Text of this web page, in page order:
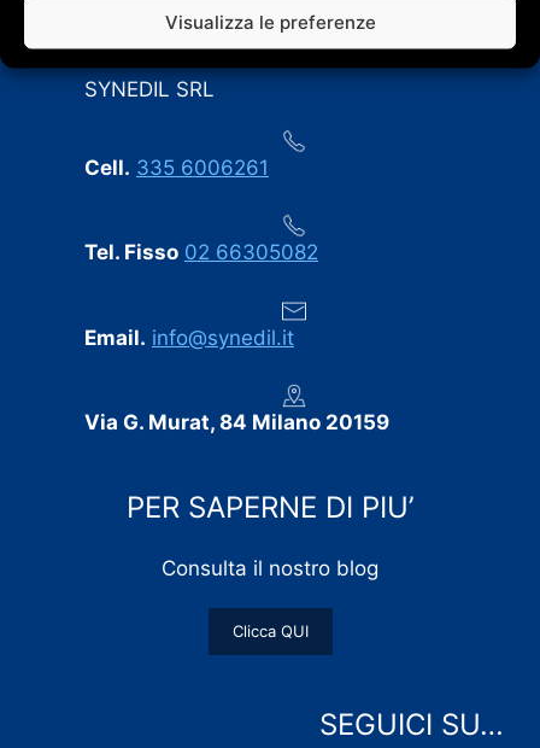
Visualizza le preferenze
CONTATTI
SYNEDIL SRL
Cell. 335 6006261
Tel. Fisso 02 66305082
Email. info@synedil.it
Via G. Murat, 84 Milano 20159
PER SAPERNE DI PIU’
Consulta il nostro blog
Clicca QUI
SEGUICI SU…